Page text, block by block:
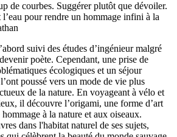
de courbes. Suggérer plutôt que dévoiler.
l’eau pour rendre un hommage infini à la
suivi des études d’ingénieur malgré
poète. Cependant, une prise de
écologiques et un séjour
poussé vers un mode de vie plus
de la nature. En voyageant à vélo et
il découvre l’origami, une forme d’art
à la nature et aux oiseaux.
dans l'habitat naturel de ses sujets,